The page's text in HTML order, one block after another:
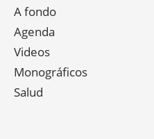
A fondo
Agenda
Videos
Monográficos
Salud